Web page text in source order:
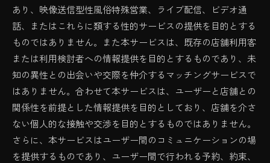
あり、映像送信型性風俗特殊営業、ライブ配信、ビデオ通
話、またはこれらに類する性的サービスの提供を目的とする
ものではありません。また本サービスは、既存の店舗利用客
または利用検討者への情報提供を目的とするものであり、未
知の異性との出会いや交際を仲介するマッチングサービスで
はありません。合わせて本サービスは、ユーザーと店舗との
関係性を前提とした情報提供を目的としており、店舗を介さ
ない個人的な接触や交渉を目的とするものではありません。
さらに、本サービスはユーザー間のコミュニケーションの場
を提供するものであり、ユーザー間で行われる予約、約束、